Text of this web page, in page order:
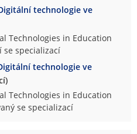
technologie ve
Technologies in Education
se specializací
technologie ve
Technologies in Education
se specializací